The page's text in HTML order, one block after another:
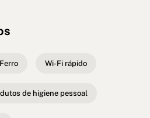
Ferro Wi-Fi rápido
de higiene pessoal